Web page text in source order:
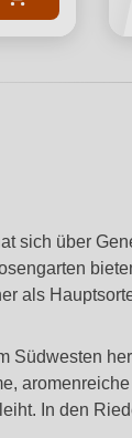
sich über
als
Südwesten
In den